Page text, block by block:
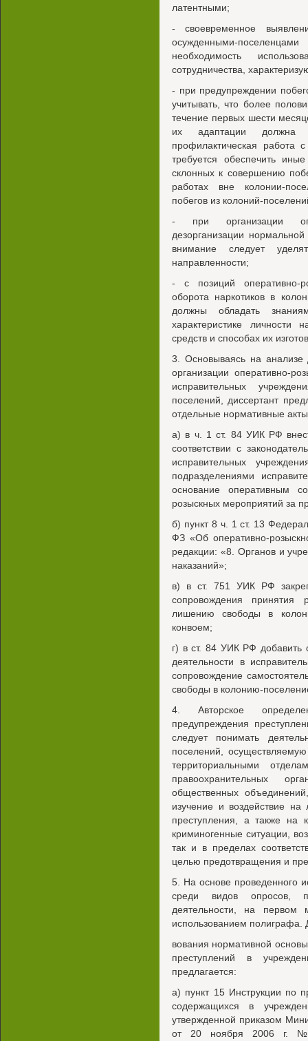
латентными;
- своевременное
осужденными-
необходимость
сотрудничества,
- при предупреждении
учитывать, что более
течение первых шести
их адаптации должна
профилактическая работа
требуется обеспечить
склонных к совершению
работах вне колонии-
побегов из колоний-
- при организации
дезорганизации
внимание следует
направленности;
- с позиций оперативно-
оборота наркотиков в
должны обладать
характеристике личности
средств и способах их
3. Основываясь на анализе
организации оперативно-
исправительных
поселений, диссертант
отдельные нормативные
а) в ч. 1 ст. 84 УИК РФ
соответствии с
исправительных
подразделениями
основание оперативным
розыскных мероприятий за
б) пункт 8 ч. 1 ст. 13
ФЗ «Об оперативно-
редакции: «8. Органов и
наказаний»;
в) в ст. 751 УИК РФ
сопровождения
лишению свободы в
конвоем;
г) в ст. 84 УИК РФ добавить
деятельности в
сопровождение
свободы в колонию-
4. Авторское
предупреждения
следует понимать
поселений,
территориальными
правоохранительных
общественных
изучение и воздействие
преступления, а также на
криминогенные ситуации,
так и в пределах
целью предотвращения и
5. На основе проведенного
среди видов опросов,
деятельности, на первом
использованием полиграфа.
вования нормативной
преступлений в
предлагается:
а) пункт 15 Инструкции по
содержащихся в
утвержденной приказом
от 20 ноября 2006 г.